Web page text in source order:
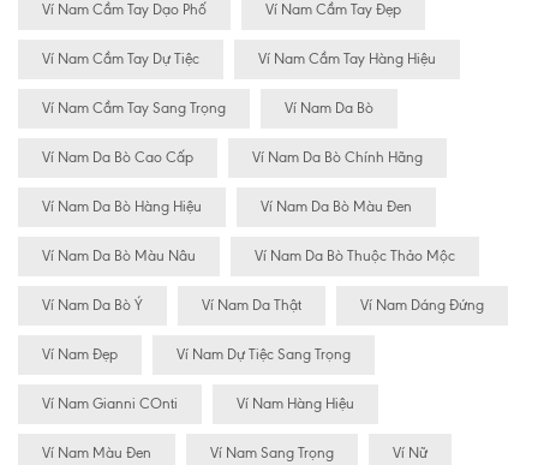
Ví Nam Cầm Tay Dạo Phố Ví Nam Cầm Tay Đẹp
Ví Nam Cầm Tay Dự Tiệc Ví Nam Cầm Tay Hàng Hiệu
Ví Nam Cầm Tay Sang Trọng Ví Nam Da Bò
Ví Nam Da Bò Cao Cấp Ví Nam Da Bò Chính Hãng
Ví Nam Da Bò Hàng Hiệu Ví Nam Da Bò Màu Đen
Ví Nam Da Bò Màu Nâu Ví Nam Da Bò Thuộc Thảo Mộc
Ví Nam Da Bò Ý Ví Nam Da Thật Ví Nam Dáng Đứng
Ví Nam Đẹp Ví Nam Dự Tiệc Sang Trọng
Ví Nam Gianni COnti Ví Nam Hàng Hiệu
Ví Nam Màu Đen Ví Nam Sang Trọng Ví Nữ